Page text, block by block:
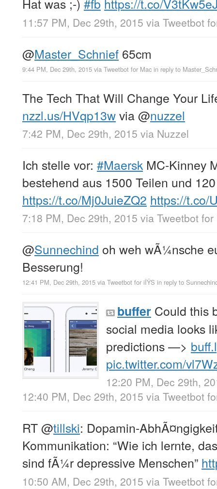
Hat was ;-) #fb https://t.co/
11:57 PM, Dec 29th, 2015 via Tweetbot
@Master_Schnief 65cm
9:44 PM, Dec 29th, 2015 via Tweetbot for Mac in reply to
The Tech That Will Change Your
nzzl.us/HVqp13wvia@nuzzel
7:42 PM, Dec 29th, 2015 via Nuzzel
Ich stelle vor: #Maersk MC-Kinney
bestehend aus 1500 Teilen und
https://t.co/Mj0JuieZQ2 https://t.co/
7:18 PM, Dec 29th, 2015 via Tweetbot for
@Sunnechind oh weh wÃ¼nsche
Besserung!
12:41 PM, Dec 29th, 2015 via Tweetbot for iÎŸS in reply to
buffer Could this
social media looks
predictions —>
pic.twitter.com/
12:20 PM, Dec 29th,
12:40 PM, Dec 29th, 2015 via Tweetbot
RT@tillski: Dopamin-
Kommunikation: “Wie ich lernte,
sind fÃ¼r depressive Menschen”
10:50 AM, Dec 29th, 2015 via Tweetbot